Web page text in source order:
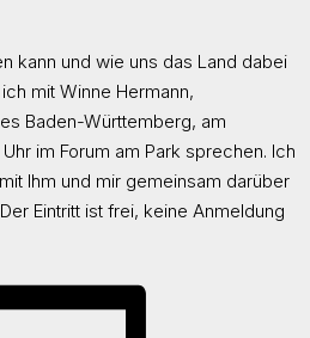
kann und wie uns das Land dabei
mit Winne Hermann,
Baden-Württemberg, am
im Forum am Park sprechen. Ich
Ihm und mir gemeinsam darüber
Eintritt ist frei, keine Anmeldung